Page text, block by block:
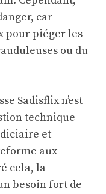
car
pour piéger les
ou du
Sadisflix n’est
technique
et
aux
cela, la
besoin fort de